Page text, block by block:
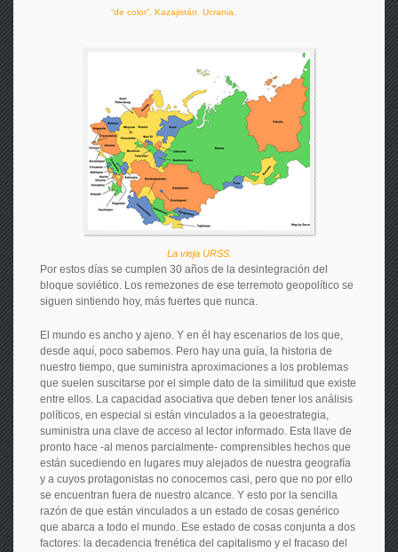
“de color”. Kazajistán. Ucrania.
La vieja URSS.
Por estos días se cumplen 30 años de la desintegración del
bloque soviético. Los remezones de ese terremoto geopolítico se
siguen sintiendo hoy, más fuertes que nunca.
El mundo es ancho y ajeno. Y en él hay escenarios de los que,
desde aquí, poco sabemos. Pero hay una guía, la historia de
nuestro tiempo, que suministra aproximaciones a los problemas
que suelen suscitarse por el simple dato de la similitud que existe
entre ellos. La capacidad asociativa que deben tener los análisis
políticos, en especial si están vinculados a la geoestrategia,
suministra una clave de acceso al lector informado. Esta llave de
pronto hace -al menos parcialmente- comprensibles hechos que
están sucediendo en lugares muy alejados de nuestra geografía
y a cuyos protagonistas no conocemos casi, pero que no por ello
se encuentran fuera de nuestro alcance. Y esto por la sencilla
razón de que están vinculados a un estado de cosas genérico
que abarca a todo el mundo. Ese estado de cosas conjunta a dos
factores: la decadencia frenética del capitalismo y el fracaso del